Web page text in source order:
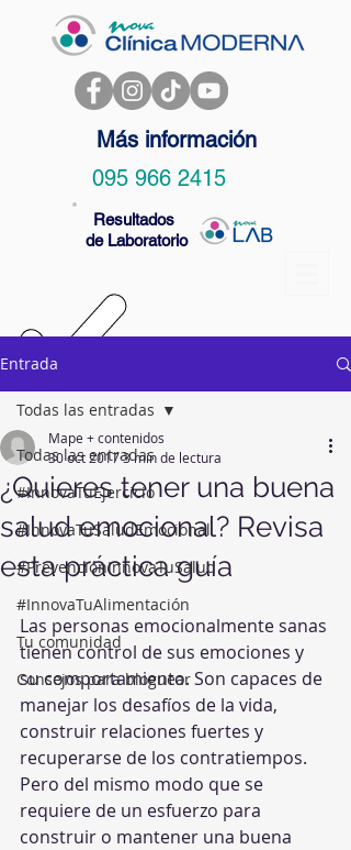
Más información
095 966 2415
Resultados
de Laboratorio
Entrada
Todas las entradas
#InnovaTuEjercicio
#InnovaTuSaludEmocional
#PrevenciónInnovaTuSalud
#InnovaTuAlimentación
Tu comunidad
Consejos para bloguear
Todas las entradas
¿Quieres tener una buena
salud emocional? Revisa
esta práctica guía
Mape + contenidos
30 oct 20173 min de lectura
Las personas emocionalmente sanas
tienen control de sus emociones y
su comportamiento. Son capaces de
manejar los desafíos de la vida,
construir relaciones fuertes y
recuperarse de los contratiempos.
Pero del mismo modo que se
requiere de un esfuerzo para
construir o mantener una buena